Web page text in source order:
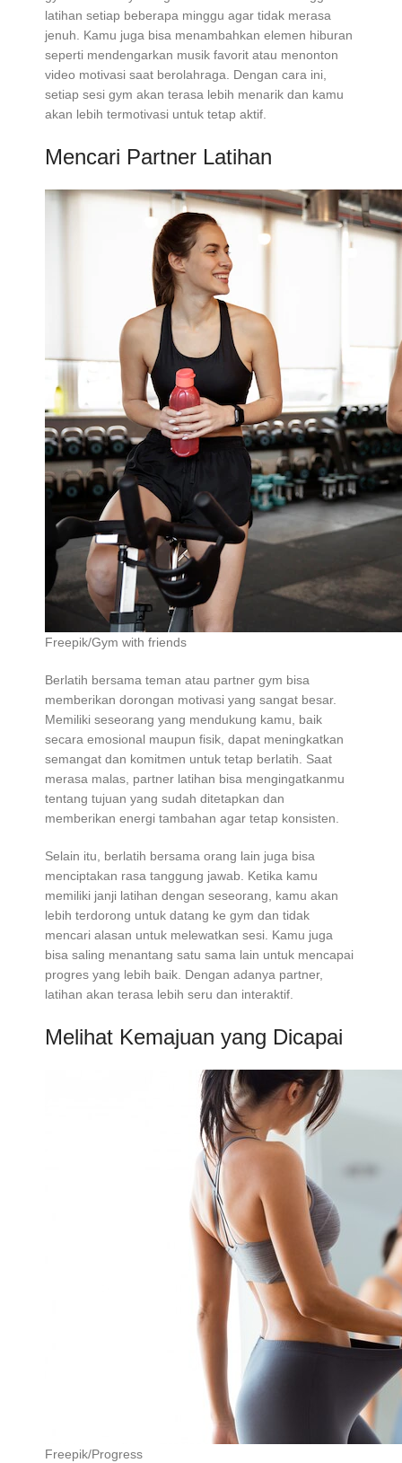
latihan setiap beberapa minggu agar tidak merasa
jenuh. Kamu juga bisa menambahkan elemen hiburan
seperti mendengarkan musik favorit atau menonton
video motivasi saat berolahraga. Dengan cara ini,
setiap sesi gym akan terasa lebih menarik dan kamu
akan lebih termotivasi untuk tetap aktif.
Mencari Partner Latihan
Freepik/Gym with friends
Berlatih bersama teman atau partner gym bisa
memberikan dorongan motivasi yang sangat besar.
Memiliki seseorang yang mendukung kamu, baik
secara emosional maupun fisik, dapat meningkatkan
semangat dan komitmen untuk tetap berlatih. Saat
merasa malas, partner latihan bisa mengingatkanmu
tentang tujuan yang sudah ditetapkan dan
memberikan energi tambahan agar tetap konsisten.
Selain itu, berlatih bersama orang lain juga bisa
menciptakan rasa tanggung jawab. Ketika kamu
memiliki janji latihan dengan seseorang, kamu akan
lebih terdorong untuk datang ke gym dan tidak
mencari alasan untuk melewatkan sesi. Kamu juga
bisa saling menantang satu sama lain untuk mencapai
progres yang lebih baik. Dengan adanya partner,
latihan akan terasa lebih seru dan interaktif.
Melihat Kemajuan yang Dicapai
Freepik/Progress